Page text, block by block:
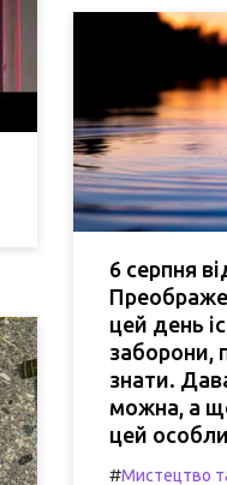
6 серпня
цей день
заборони,
знати.
можна, а
цей
#Мистецтво